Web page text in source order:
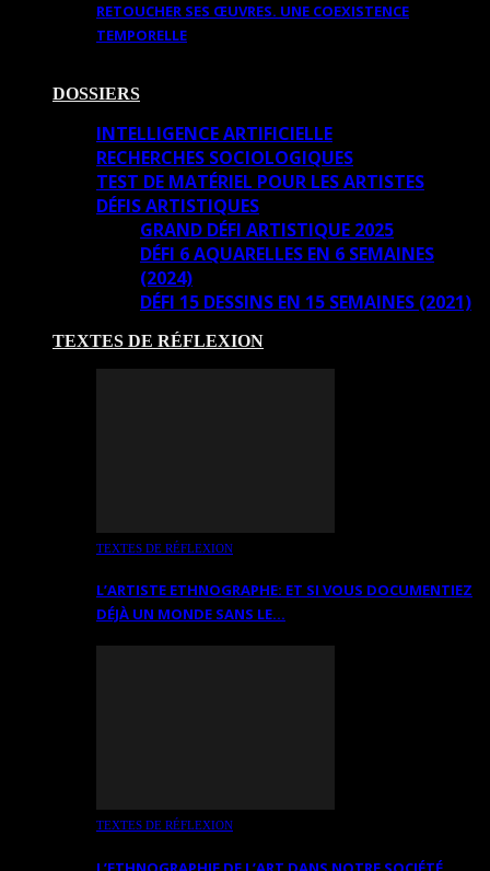
RETOUCHER SES ŒUVRES. UNE COEXISTENCE
TEMPORELLE
DOSSIERS
INTELLIGENCE ARTIFICIELLE
RECHERCHES SOCIOLOGIQUES
TEST DE MATÉRIEL POUR LES ARTISTES
DÉFIS ARTISTIQUES
GRAND DÉFI ARTISTIQUE 2025
DÉFI 6 AQUARELLES EN 6 SEMAINES
(2024)
DÉFI 15 DESSINS EN 15 SEMAINES (2021)
TEXTES DE RÉFLEXION
TEXTES DE RÉFLEXION
L’ARTISTE ETHNOGRAPHE: ET SI VOUS DOCUMENTIEZ
DÉJÀ UN MONDE SANS LE…
TEXTES DE RÉFLEXION